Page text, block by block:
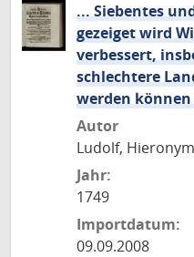
... Siebentes
gezeiget wird
verbessert,
schlechtere
werden können
Autor
Ludolf,
Jahr:
1749
Importdatum:
09.09.2008